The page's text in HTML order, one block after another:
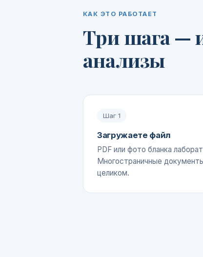
КАК ЭТО РАБОТАЕТ
Три шага —
анализы
Шаг 1
Загружаете файл
PDF или фото бланка
Многостраничные
целиком.